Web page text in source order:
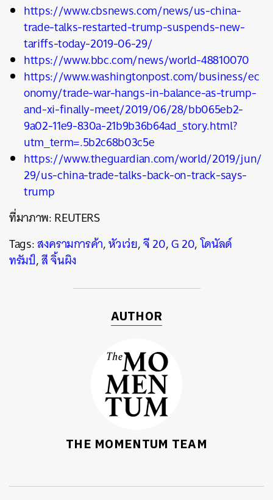
https://www.cbsnews.com/news/us-china-
trade-talks-restarted-trump-suspends-new-
tariffs-today-2019-06-29/
https://www.bbc.com/news/world-48810070
https://www.washingtonpost.com/business/ec
onomy/trade-war-hangs-in-balance-as-trump-
and-xi-finally-meet/2019/06/28/bb065eb2-
9a02-11e9-830a-21b9b36b64ad_story.html?
utm_term=.5b2c68b03c5e
https://www.theguardian.com/world/2019/jun/
29/us-china-trade-talks-back-on-track-says-
trump
ที่มาภาพ:REUTERS
Tags:สงครามการค้า,หัวเว่ย,จี 20,G 20,โดนัลด์
ทรัมป์,สี จิ้นผิง
AUTHOR
THE MOMENTUM TEAM